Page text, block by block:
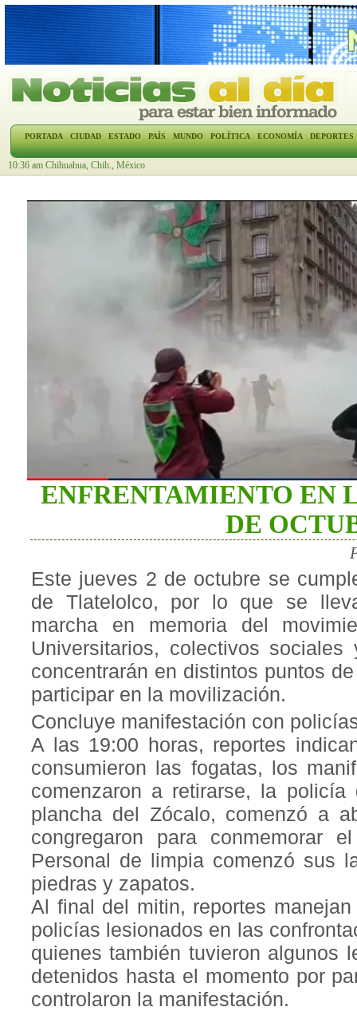
PORTADA CIUDAD ESTADO PAÍS MUNDO POLÍTICA ECONOMÍA DEPORTES
10:36 am Chihuahua, Chih., México
ENFRENTAMIENTO EN
DE
Este jueves 2 de octubre se
de Tlatelolco, por lo que se
marcha en memoria del
Universitarios, colectivos
concentrarán en distintos puntos
participar en la movilización.
Concluye manifestación con
A las 19:00 horas, reportes
consumieron las fogatas, los
comenzaron a retirarse, la
plancha del Zócalo, comenzó a
congregaron para conmemorar
Personal de limpia comenzó sus
piedras y zapatos.
Al final del mitin, reportes
policías lesionados en las
quienes también tuvieron algunos
detenidos hasta el momento por
controlaron la manifestación.